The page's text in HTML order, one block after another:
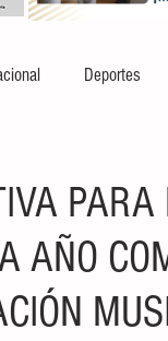
Deportes
AÑO